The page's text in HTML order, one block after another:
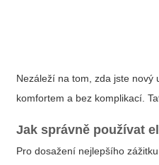
Nezáleží na tom, zda jste
komfortem a bez komplikací.
Jak správně používat
Pro dosažení nejlepšího